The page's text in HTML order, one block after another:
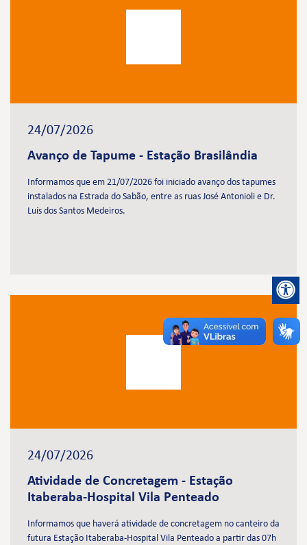
24/07/2026
Avanço de Tapume - Estação Brasilândia
Informamos que em 21/07/2026 foi iniciado avanço dos tapumes
instalados na Estrada do Sabão, entre as ruas José Antonioli e Dr.
Luís dos Santos Medeiros.
24/07/2026
Atividade de Concretagem - Estação
Itaberaba-Hospital Vila Penteado
Informamos que haverá atividade de concretagem no canteiro da
futura Estação Itaberaba-Hospital Vila Penteado a partir das 07h